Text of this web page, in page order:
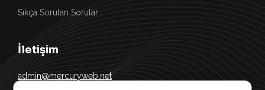
Sıkça Sorulan Sorular
İletişim
admin@mercuryweb.net